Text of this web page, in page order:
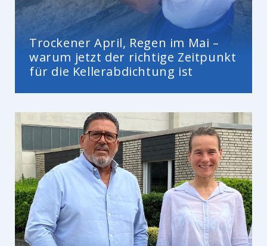
Trockener April, Regen im Mai –
warum jetzt der richtige Zeitpunkt
für die Kellerabdichtung ist